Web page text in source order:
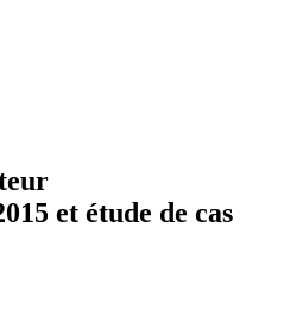
et étude de cas